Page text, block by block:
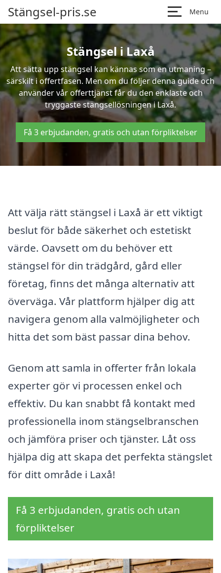
Stängsel-pris.se Menu
Stängsel i Laxå
Att sätta upp stängsel kan kännas som en utmaning –
särskilt i offertfasen. Men om du följer denna guide och
använder vår offerttjänst får du den enklaste och
tryggaste stängsellösningen i Laxå.
Få 3 erbjudanden, gratis och utan förpliktelser
Att välja rätt stängsel i Laxå är ett viktigt
beslut för både säkerhet och estetiskt
värde. Oavsett om du behöver ett
stängsel för din trädgård, gård eller
företag, finns det många alternativ att
överväga. Vår plattform hjälper dig att
navigera genom alla valmöjligheter och
hitta det som bäst passar dina behov.
Genom att samla in offerter från lokala
experter gör vi processen enkel och
effektiv. Du kan snabbt få kontakt med
professionella inom stängselbranschen
och jämföra priser och tjänster. Låt oss
hjälpa dig att skapa det perfekta stängslet
för ditt område i Laxå!
Få 3 erbjudanden, gratis och utan
förpliktelser